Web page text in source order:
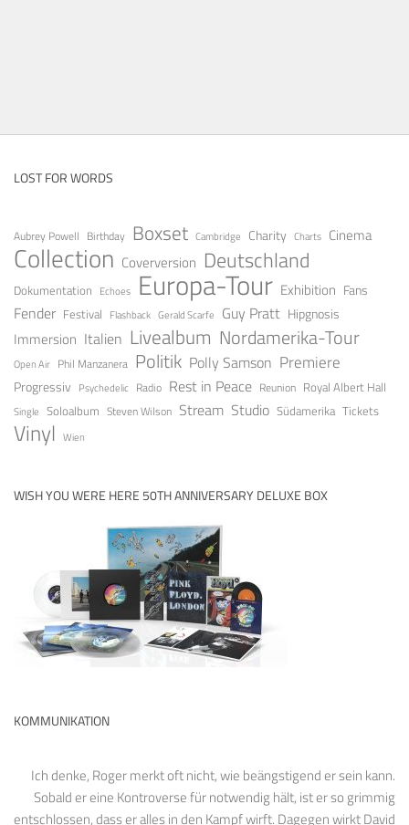
LOST FOR WORDS
Aubrey Powell Birthday Boxset Cambridge Charity Charts Cinema
Collection Coverversion Deutschland
Dokumentation Echoes Europa-Tour Exhibition Fans
Fender Festival Flashback Gerald Scarfe Guy Pratt Hipgnosis
Immersion Italien Livealbum Nordamerika-Tour
Open Air Phil Manzanera Politik Polly Samson Premiere
Progressiv Psychedelic Radio Rest in Peace Reunion Royal Albert Hall
Single Soloalbum Steven Wilson Stream Studio Südamerika Tickets
Vinyl Wien
WISH YOU WERE HERE 50TH ANNIVERSARY DELUXE BOX
KOMMUNIKATION
Ich denke, Roger merkt oft nicht, wie beängstigend er sein kann.
Sobald er eine Kontroverse für notwendig hält, ist er so grimmig
entschlossen, dass er alles in den Kampf wirft. Dagegen wirkt David